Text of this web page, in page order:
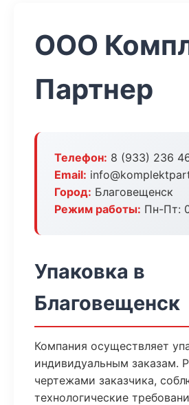
ООО
Партнер
Телефон: 8 (933) 236
Email:
Город: Благовещенск
Режим работы: Пн-Пт:
Упаковка в
Благовещенск
Компания осуществляет
индивидуальным заказам.
чертежами заказчика,
технологические